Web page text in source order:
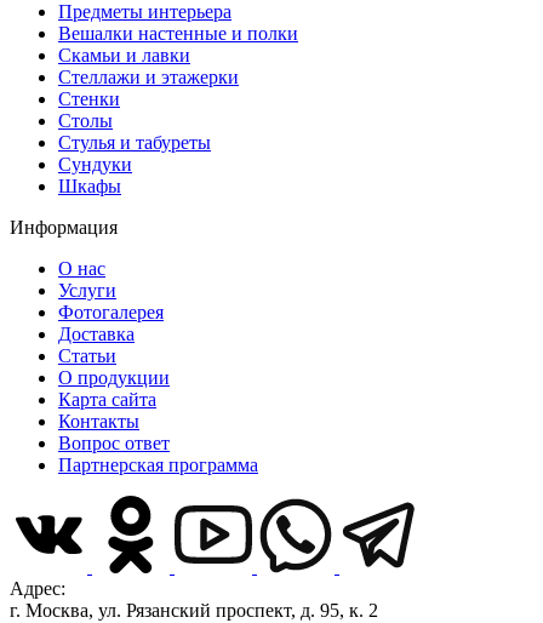
Предметы интерьера
Вешалки настенные и полки
Скамьи и лавки
Стеллажи и этажерки
Стенки
Столы
Стулья и табуреты
Сундуки
Шкафы
Информация
О нас
Услуги
Фотогалерея
Доставка
Статьи
О продукции
Карта сайта
Контакты
Вопрос ответ
Партнерская программа
Адрес:
г. Москва, ул. Рязанский проспект, д. 95, к. 2